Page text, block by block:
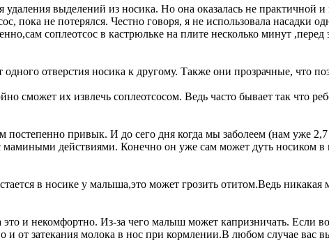
выделений из носика. Но она оказалась не практичной
пока не потерялся. Честно говоря, я не использовала насадки
соплеотсос в кастрюльке на плите несколько минут
отверстия носика к другому. Также они прозрачные, что
сможет их извлечь соплеотсосом. Ведь часто бывает так что
привык. И до сего дня когда мы заболеем (нам уже
мамиными действиями. Конечно он уже сам может дуть носиком в
в носике у малыша,это может грозить отитом.Ведь
и некомфортно. Из-за чего малыш может капризничать. Если
и от затекания молока в нос при кормлении.В любом случае вас